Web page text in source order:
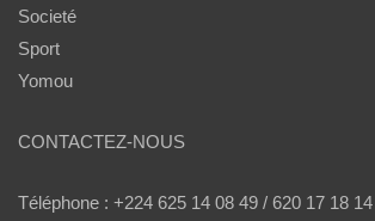
Societé
Sport
Yomou
CONTACTEZ-NOUS
Téléphone : +224 625 14 08 49 / 620 17 18